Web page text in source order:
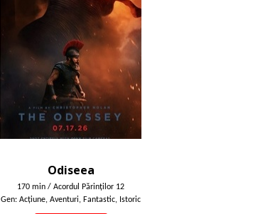
Odiseea
170 min / Acordul Părinţilor 12
Gen: Acţiune, Aventuri, Fantastic, Istoric